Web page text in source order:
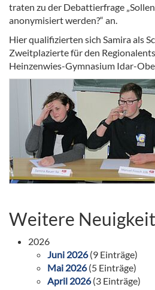
traten zu der Debattierfrage
anonymisiert werden?“ an.
Hier qualifizierten sich Samira als
Zweitplazierte für den
Heinzenwies-Gymnasium Idar-
Weitere
2026
Juni 2026(9 Einträge)
Mai 2026(5 Einträge)
April 2026(3 Einträge)